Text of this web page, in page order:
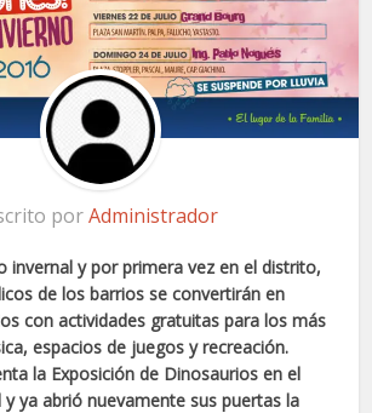
porAdministrador
invernal y por primera vez en el distrito,
de los barrios se convertirán en
con actividades gratuitas para los más
espacios de juegos y recreación.
la Exposición de Dinosaurios en el
ya abrió nuevamente sus puertas la